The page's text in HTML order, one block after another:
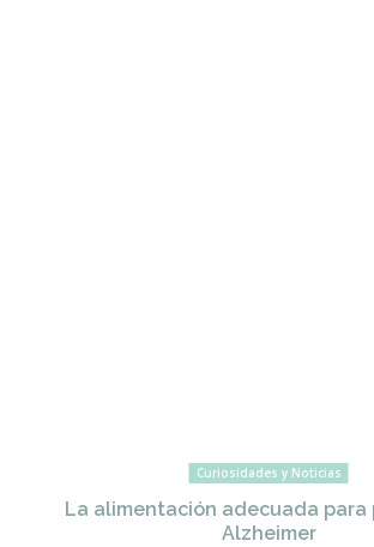
Curiosidades y Noticias
La alimentación adecuada para
Alzheimer